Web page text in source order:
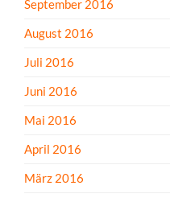
September 2016
August 2016
Juli 2016
Juni 2016
Mai 2016
April 2016
März 2016